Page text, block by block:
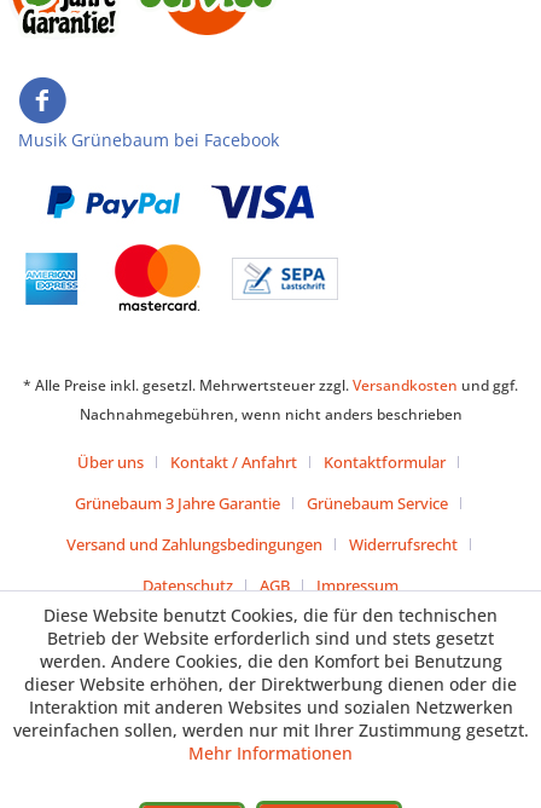
Musik Grünebaum bei Facebook
* Alle Preise inkl. gesetzl. Mehrwertsteuer zzgl.Versandkosten und ggf.
Nachnahmegebühren, wenn nicht anders beschrieben
Über uns Kontakt / Anfahrt
Kontaktformular
Grünebaum 3 Jahre Garantie
Grünebaum Service
Versand und Zahlungsbedingungen
Widerrufsrecht
Datenschutz
AGB Impressum
Diese Website benutzt Cookies, die für den technischen
Betrieb der Website erforderlich sind und stets gesetzt
werden. Andere Cookies, die den Komfort bei Benutzung
dieser Website erhöhen, der Direktwerbung dienen oder die
Interaktion mit anderen Websites und sozialen Netzwerken
vereinfachen sollen, werden nur mit Ihrer Zustimmung gesetzt.
Mehr Informationen